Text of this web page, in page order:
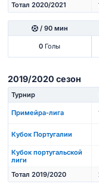
Тотал 2020/2021
/ 90 мин
0 Голы
2019/2020 сезон
Турнир
Примейра-лига
Кубок Португалии
Кубок португальской
лиги
Тотал 2019/2020